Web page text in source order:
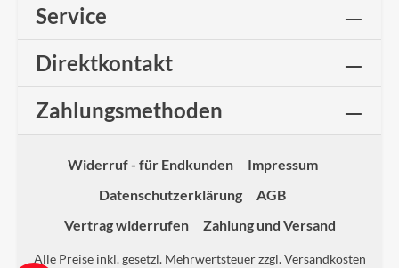
Service
Direktkontakt
Zahlungsmethoden
Widerruf - für Endkunden
Impressum
Datenschutzerklärung
AGB
Vertrag widerrufen
Zahlung und Versand
Alle Preise inkl. gesetzl. Mehrwertsteuer zzgl.Versandkosten